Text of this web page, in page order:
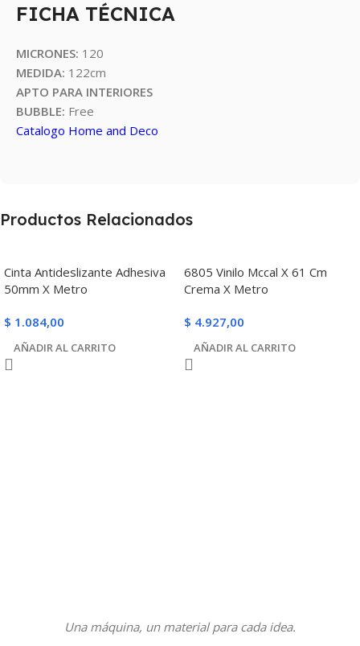
FICHA TÉCNICA
MICRONES: 120
MEDIDA: 122cm
APTO PARA INTERIORES
BUBBLE: Free
Catalogo Home and Deco
Productos Relacionados
Cinta Antideslizante Adhesiva
50mm X Metro
$ 1.084,00
AÑADIR AL CARRITO
6805 Vinilo Mccal X 61 Cm
Crema X Metro
$ 4.927,00
AÑADIR AL CARRITO
Una máquina, un material para cada idea.